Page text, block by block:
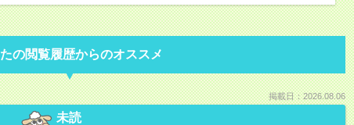
の閲覧履歴からのオススメ
掲載日：2026.08.06
未読